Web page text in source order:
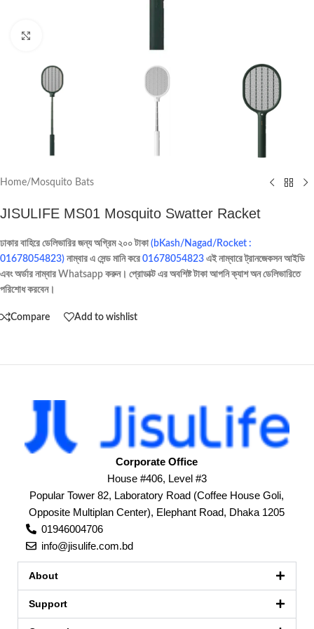
Home/ Mosquito Bats
JISULIFE MS01 Mosquito Swatter Racket
ঢাকার বাহিরে ডেলিভারির জন্য অগ্রিম ২০০ টাকা(bKash/Nagad/Rocket :
01678054823) নাম্বার এ সেন্ড মানি করে 01678054823 এই নাম্বারে ট্রানজেকসন আইডি
এবং অর্ডার নাম্বার Whatsapp করুন। প্রোডাক্ট এর অবশিষ্ট টাকা আপনি ক্যাশ অন ডেলিভারিতে
পরিশোধ করবেন।
Compare Add to wishlist
Corporate Office
House #406, Level #3
Popular Tower 82, Laboratory Road (Coffee House Goli,
Opposite Multiplan Center), Elephant Road, Dhaka 1205
01946004706
info@jisulife.com.bd
About
Support